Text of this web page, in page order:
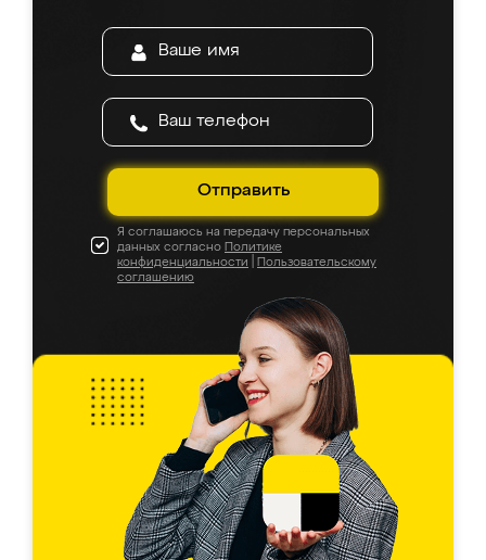
Отправить
Я соглашаюсь на передачу персональных
данных согласно Политике
конфиденциальности
Пользовательскому
соглашению